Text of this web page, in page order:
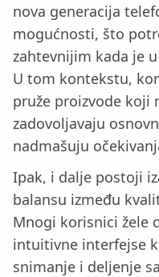
nova generacija
mogućnosti, što
zahtevnijim kada je
U tom kontekstu,
pruže proizvode koji
zadovoljavaju
nadmašuju
Ipak, i dalje postoji
balansu između
Mnogi korisnici žele
intuitivne interfejse
snimanje i deljenje